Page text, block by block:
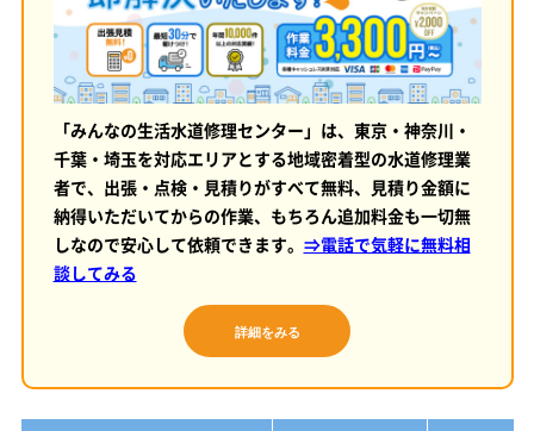
「みんなの生活水道修理センター」は、東京・神奈川・
千葉・埼玉を対応エリアとする地域密着型の水道修理業
者で、出張・点検・見積りがすべて無料、見積り金額に
納得いただいてからの作業、もちろん追加料金も一切無
しなので安心して依頼できます。 ⇒電話で気軽に無料相
談してみる
詳細をみる